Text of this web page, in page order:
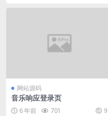
网站源码
音乐响应登录页
6 年前 701 9